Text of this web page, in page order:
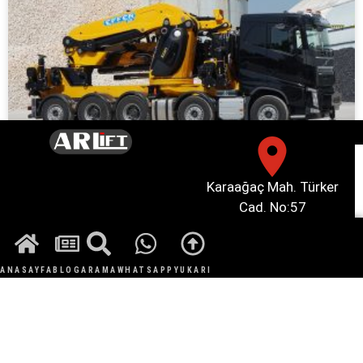
ANASAYFA BLOG ARAMA WHATSAPP YUKARI
Karaağaç Mah. Türker
Cad. No:57